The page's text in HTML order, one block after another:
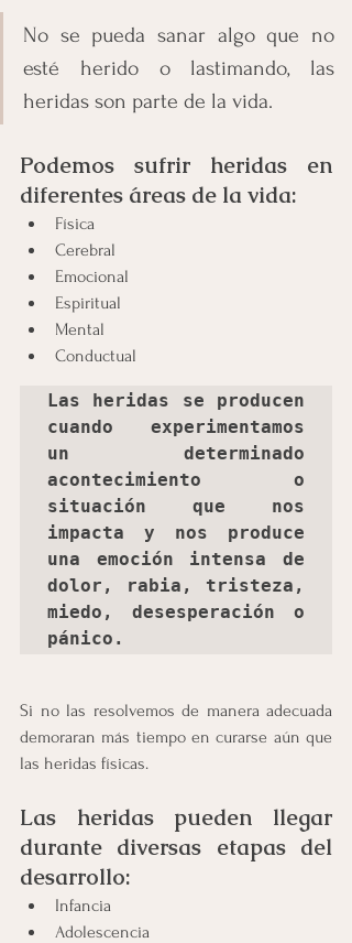
No se pueda sanar algo que no
esté herido o lastimando, las
heridas son parte de la vida.
Podemos sufrir heridas en
diferentes áreas de la vida:
Física
Cerebral
Emocional
Espiritual
Mental
Conductual
Las heridas se producen
cuando experimentamos
un determinado
acontecimiento o
situación que nos
impacta y nos produce
una emoción intensa de
dolor, rabia, tristeza,
miedo, desesperación o
pánico.
Si no las resolvemos de manera adecuada
demoraran más tiempo en curarse aún que
las heridas físicas.
Las heridas pueden llegar
durante diversas etapas del
desarrollo:
Infancia
Adolescencia